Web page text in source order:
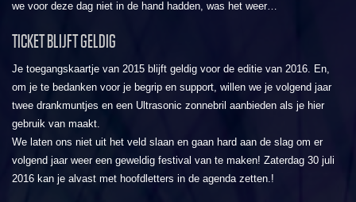
we voor deze dag niet in de hand hadden, was het weer…
TICKET BLIJFT GELDIG
Je toegangskaartje van 2015 blijft geldig voor de editie van 2016. En,
om je te bedanken voor je begrip en support, willen we je volgend jaar
twee drankmuntjes en een Ultrasonic zonnebril aanbieden als je hier
gebruik van maakt.
We laten ons niet uit het veld slaan en gaan hard aan de slag om er
volgend jaar weer een geweldig festival van te maken! Zaterdag 30 juli
2016 kan je alvast met hoofdletters in de agenda zetten.!